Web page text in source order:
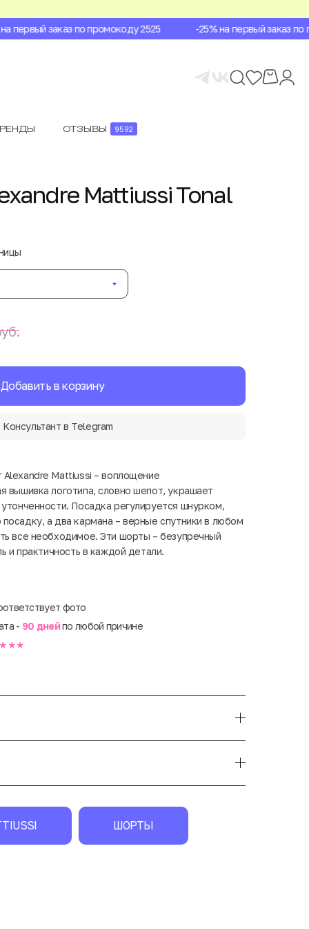
первый заказ по промокоду 2525 -25% на первый заказ по
ОТЗЫВЫ 9592
Mattiussi Tonal
Добавить в корзину
Консультант в Telegram
Mattiussi – воплощение
вышивка логотипа, словно шепот, украшает
Посадка регулируется шнурком,
а два кармана – верные спутники в любом
все необходимое. Эти шорты – безупречный
и практичность в каждой детали.
фото
- 90 днейпо любой причине
ШОРТЫ